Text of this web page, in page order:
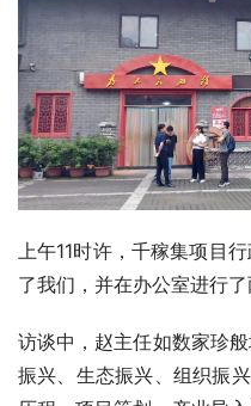
上午11时许，千稼集项目
了我们，并在办公室进行了
访谈中，赵主任如数家珍
振兴、生态振兴、组织振